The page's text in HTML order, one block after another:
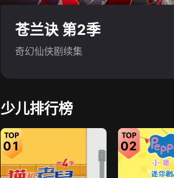
苍兰诀 第2季
奇幻仙侠剧续集
少儿排行榜
01 02